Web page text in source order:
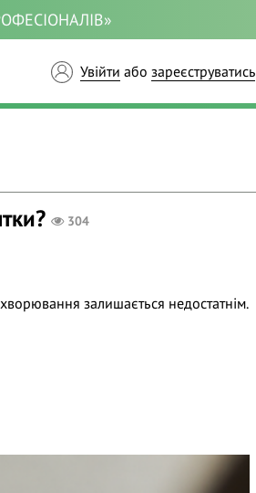
Увійти або зареєструватись
304
залишається недостатнім.